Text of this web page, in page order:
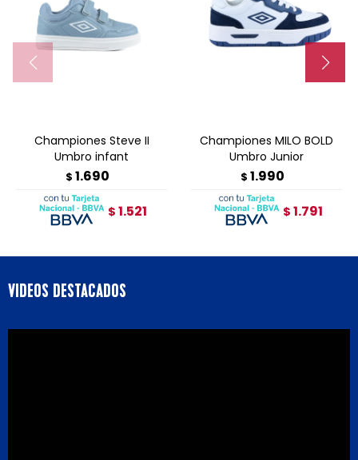
Championes Steve II
Umbro infant
$ 1.690
$ 1.521
Championes MILO BOLD
Umbro Junior
$ 1.990
$ 1.791
VIDEOS DESTACADOS